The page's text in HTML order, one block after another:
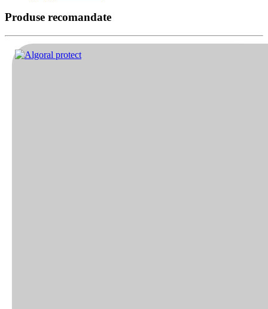
Produse recomandate